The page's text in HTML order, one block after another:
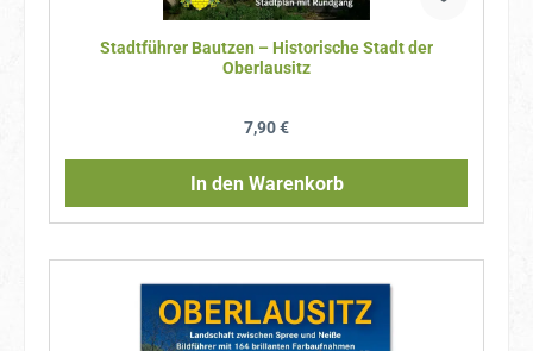
Stadtführer Bautzen – Historische Stadt der
Oberlausitz
Regulärer Preis:
7,90 €
In den Warenkorb